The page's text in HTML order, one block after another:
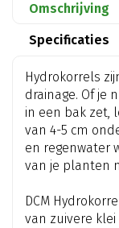
Omschrijving
Specificaties
Hydrokorrels
drainage. Of je
in een bak zet,
van 4-5 cm
en regenwater
van je planten
DCM
van zuivere klei